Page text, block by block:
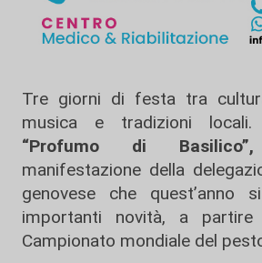
Tre giorni di festa tra
musica e tradizioni
“Profumo di
manifestazione della
genovese che quest’anno
importanti novità, a partire
Campionato mondiale del